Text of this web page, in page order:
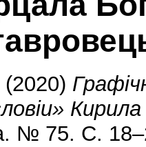
(2020)
№ 75. С.